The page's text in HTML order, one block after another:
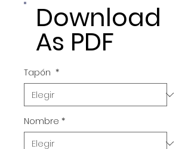
Download
As PDF
Tapón *
Nombre *